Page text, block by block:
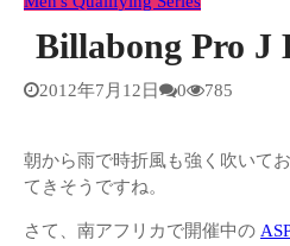
Billabong Pro J
2012年7月12日 0 785
朝から雨で時折風も強く吹いて
てきそうですね。
さて、南アフリカで開催中の